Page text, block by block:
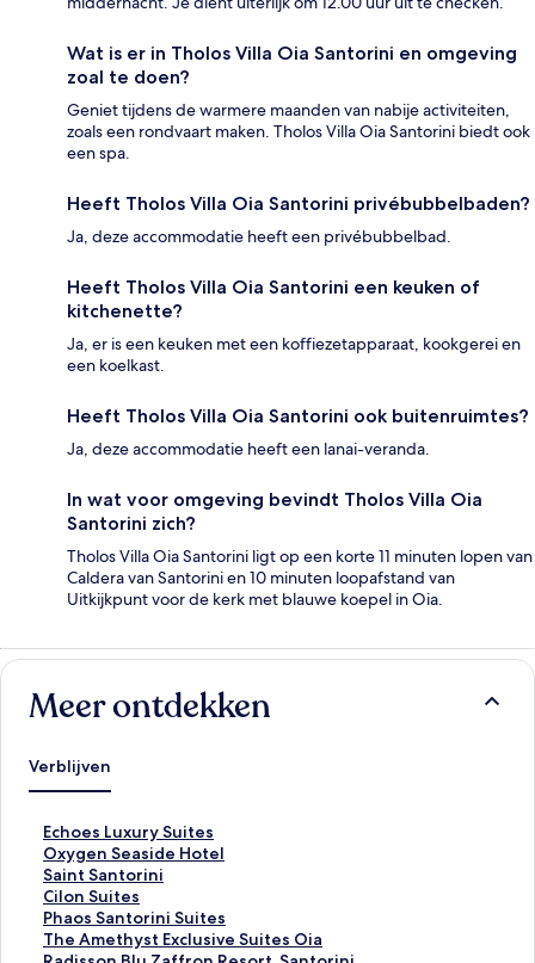
Wat is er in Tholos Villa Oia Santorini en omgeving
zoal te doen?
Geniet tijdens de warmere maanden van nabije activiteiten,
zoals een rondvaart maken. Tholos Villa Oia Santorini biedt ook
een spa.
Heeft Tholos Villa Oia Santorini privébubbelbaden?
Ja, deze accommodatie heeft een privébubbelbad.
Heeft Tholos Villa Oia Santorini een keuken of
kitchenette?
Ja, er is een keuken met een koffiezetapparaat, kookgerei en
een koelkast.
Heeft Tholos Villa Oia Santorini ook buitenruimtes?
Ja, deze accommodatie heeft een lanai-veranda.
In wat voor omgeving bevindt Tholos Villa Oia
Santorini zich?
Tholos Villa Oia Santorini ligt op een korte 11 minuten lopen van
Caldera van Santorini en 10 minuten loopafstand van
Uitkijkpunt voor de kerk met blauwe koepel in Oia.
Meer ontdekken
Verblijven
Echoes Luxury Suites
L
i
n
k
o
p
Oxygen Seaside Hotel
L
i
n
k
o
Saint Santorini
L
i
n
k
Cilon Suites
L
i
n
Phaos Santorini Suites
L
iThe Amethyst Exclusive Suites Oia
L